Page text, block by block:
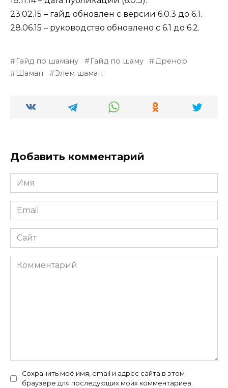
23.02.15 – гайд обновлен с версии 6.0.3 до 6.1.
28.06.15 – руководство обновлено с 6.1 до 6.2.
Гайд по шаману Гайд по шаму
Дренор
Шаман
Элем шаман
Добавить комментарий
Имя
*
Email
*
Сайт
Комментарий
Сохранить моё имя, email и адрес сайта в этом
браузере для последующих моих комментариев.